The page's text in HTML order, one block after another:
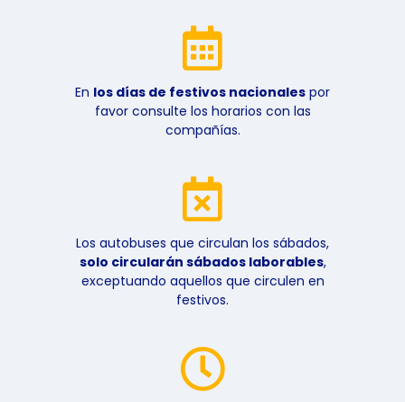
En los días de festivos nacionales por
favor consulte los horarios con las
compañías.
Los autobuses que circulan los sábados,
solo circularán sábados laborables,
exceptuando aquellos que circulen en
festivos.